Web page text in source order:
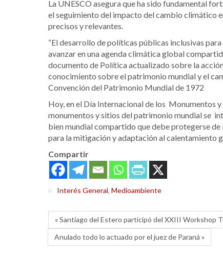
La UNESCO asegura que ha sido fundamental
el seguimiento del impacto del cambio climático
precisos y relevantes.
“El desarrollo de políticas públicas inclusivas
avanzar en una agenda climática global
documento de Política actualizado sobre la
conocimiento sobre el patrimonio mundial y el
Convención del Patrimonio Mundial de 1972
Hoy, en el Día Internacional de los Monumentos
monumentos y sitios del patrimonio mundial se
bien mundial compartido que debe protegerse
para la mitigación y adaptación al calentamiento
Compartir
Interés General, Medioambiente
« Santiago del Estero participó del XXIII Workshop
Anulado todo lo actuado por el juez de Paraná »